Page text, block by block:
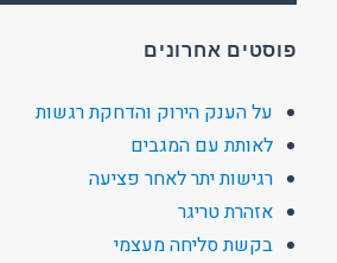
פוסטים אחרונים
על הענק הירוק והדחקת רגשות
לאותת עם המגבים
רגישות יתר לאחר פציעה
אזהרת טריגר
בקשת סליחה מעצמי